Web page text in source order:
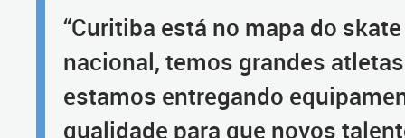
“Curitiba está no mapa do skate
nacional, temos grandes
estamos entregando
qualidade para que novos